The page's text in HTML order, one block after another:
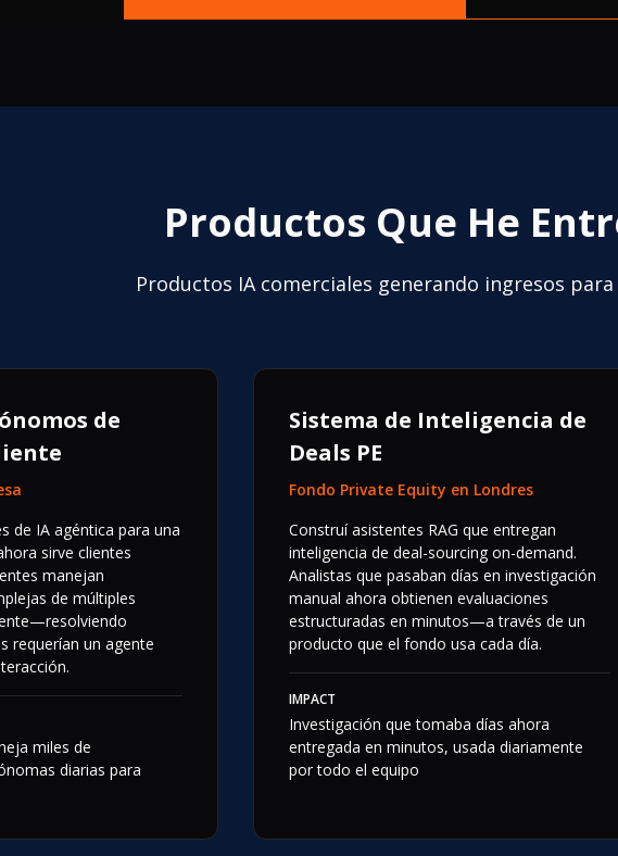
Productos Que He
Productos IA comerciales generando ingresos
de
de IA agéntica para una
sirve clientes
manejan
de múltiples
requerían un agente
miles de
diarias para
Sistema de Inteligencia de
Deals PE
Fondo Private Equity en Londres
Construí asistentes RAG que entregan
inteligencia de deal-sourcing on-demand.
Analistas que pasaban días en investigación
manual ahora obtienen evaluaciones
estructuradas en minutos—a través de un
producto que el fondo usa cada día.
IMPACT
Investigación que tomaba días ahora
entregada en minutos, usada diariamente
por todo el equipo